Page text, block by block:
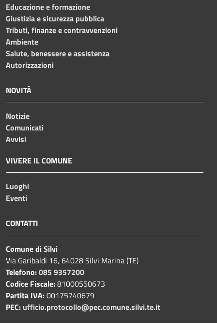
Educazione e formazione
Giustizia e sicurezza pubblica
Tributi, finanze e contravvenzioni
Ambiente
Salute, benessere e assistenza
Autorizzazioni
NOVITÀ
Notizie
Comunicati
Avvisi
VIVERE IL COMUNE
Luoghi
Eventi
CONTATTI
Comune di Silvi
Via Garibaldi 16, 64028 Silvi Marina (TE)
Telefono:085 9357200
Codice Fiscale:81000550673
Partita IVA:00175740679
PEC: ufficio.protocollo@pec.comune.silvi.te.it